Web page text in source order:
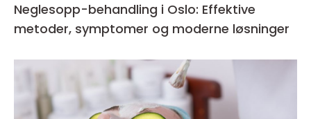
Neglesopp-behandling i Oslo: Effektive
metoder, symptomer og moderne løsninger